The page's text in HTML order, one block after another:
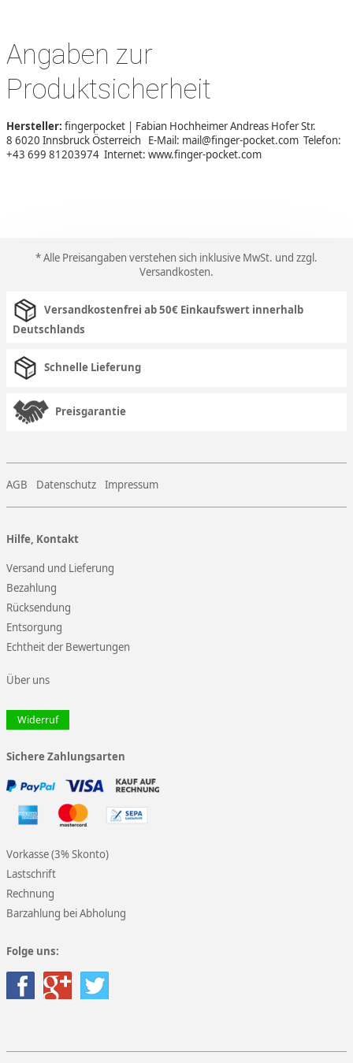
Angaben zur
Produktsicherheit
Hersteller: fingerpocket | Fabian Hochheimer Andreas Hofer Str.
8 6020 Innsbruck Österreich E-Mail: mail@finger-pocket.com Telefon:
+43 699 81203974 Internet: www.finger-pocket.com
* Alle Preisangaben verstehen sich inklusive MwSt. und zzgl.
Versandkosten.
Versandkostenfrei ab 50€ Einkaufswert innerhalb
Deutschlands
Schnelle Lieferung
Preisgarantie
AGB Datenschutz Impressum
Hilfe, Kontakt
Versand und Lieferung
Bezahlung
Rücksendung
Entsorgung
Echtheit der Bewertungen
Über uns
Widerruf
Sichere Zahlungsarten
Vorkasse (3% Skonto)
Lastschrift
Rechnung
Barzahlung bei Abholung
Folge uns: